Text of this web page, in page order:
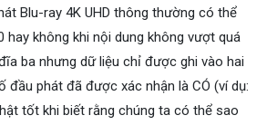
Blu-ray 4K UHD thông thường có thể
hay không khi nội dung không vượt quá
ba nhưng dữ liệu chỉ được ghi vào hai
đầu phát đã được xác nhận là CÓ (ví dụ:
tốt khi biết rằng chúng ta có thể sao